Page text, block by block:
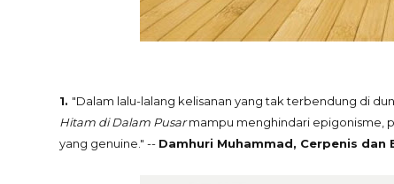
1. "Dalam lalu-lalang kelisanan yang tak terbendung di
Hitam di Dalam Pusarmampu menghindari epigonisme,
yang genuine." -- Damhuri Muhammad, Cerpenis dan